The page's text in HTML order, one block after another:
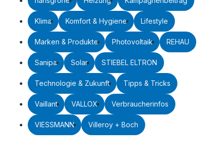
Klima Komfort & Hygiene Lifestyle
Marken & Produkte Photovoltaik REHAU
Sanipa Solar STIEBEL ELTRON
Technologie & Zukunft Tipps & Tricks
Vaillant VALLOX Verbraucherinfos
VIESSMANN Villeroy + Boch